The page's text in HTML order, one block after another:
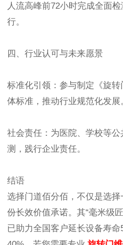
人流高峰前72小时完成全面
行。
四、行业认可与未来愿景
标准化引领：参与制定《旋
体标准，推动行业规范化发展
社会责任：为医院、学校等
测，践行企业责任。
结语
选择门道佰分佰，不仅是选
份长效价值承诺。其“毫米级
已助力全国客户延长设备寿